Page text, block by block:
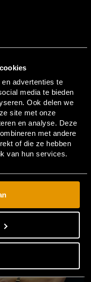
advertenties te
media te bieden
Ook delen we
site met onze
en analyse. Deze
met andere
of die ze hebben
van hun services.